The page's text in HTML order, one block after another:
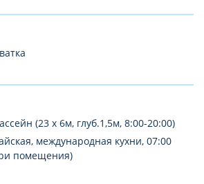
(23 x 6м, глуб.1,5м, 8:00-20:00)
международная кухни, 07:00
помещения)